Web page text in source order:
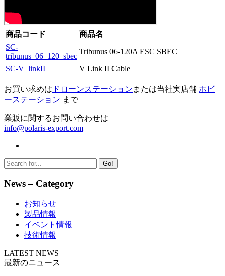
商品コード
商品名
SC-
tribunus_06_120_sbec
Tribunus 06-120A ESC SBEC
SC-V_linkII
V Link II Cable
お買い求めは ドローンステーション または当社実店舗 ホビ
ーステーション まで
業販に関するお問い合わせは
info@polaris-export.com
Go!
News – Category
お知らせ
製品情報
イベント情報
技術情報
LATEST NEWS
最新のニュース